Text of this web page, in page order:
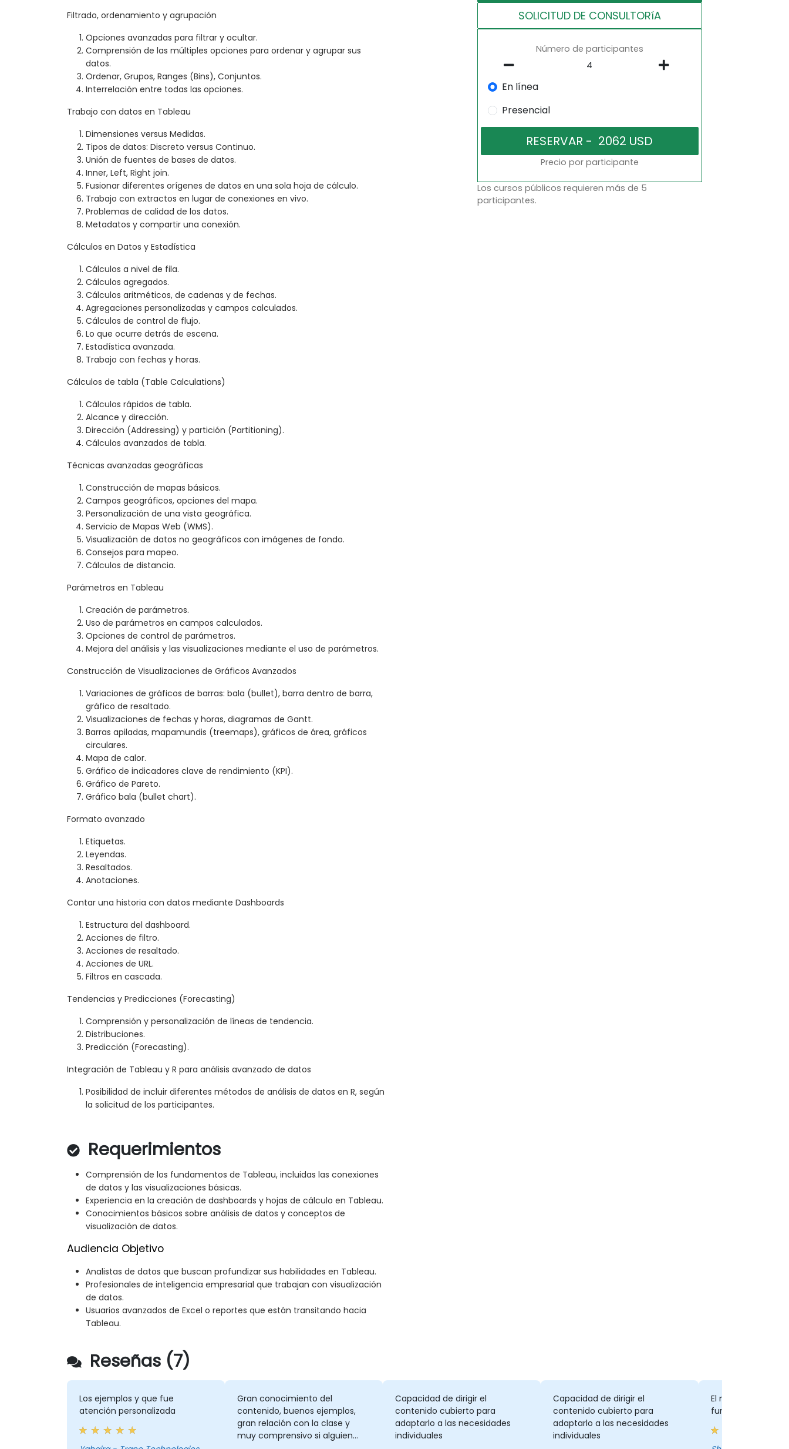
Filtrado, ordenamiento y agrupación
Opciones avanzadas para filtrar y ocultar.
Comprensión de las múltiples opciones para ordenar y agrupar sus
datos.
Ordenar, Grupos, Ranges (Bins), Conjuntos.
Interrelación entre todas las opciones.
Trabajo con datos en Tableau
Dimensiones versus Medidas.
Tipos de datos: Discreto versus Continuo.
Unión de fuentes de bases de datos.
Inner, Left, Right join.
Fusionar diferentes orígenes de datos en una sola hoja de cálculo.
Trabajo con extractos en lugar de conexiones en vivo.
Problemas de calidad de los datos.
Metadatos y compartir una conexión.
Cálculos en Datos y Estadística
Cálculos a nivel de fila.
Cálculos agregados.
Cálculos aritméticos, de cadenas y de fechas.
Agregaciones personalizadas y campos calculados.
Cálculos de control de flujo.
Lo que ocurre detrás de escena.
Estadística avanzada.
Trabajo con fechas y horas.
Cálculos de tabla (Table Calculations)
Cálculos rápidos de tabla.
Alcance y dirección.
Dirección (Addressing) y partición (Partitioning).
Cálculos avanzados de tabla.
Técnicas avanzadas geográficas
Construcción de mapas básicos.
Campos geográficos, opciones del mapa.
Personalización de una vista geográfica.
Servicio de Mapas Web (WMS).
Visualización de datos no geográficos con imágenes de fondo.
Consejos para mapeo.
Cálculos de distancia.
Parámetros en Tableau
Creación de parámetros.
Uso de parámetros en campos calculados.
Opciones de control de parámetros.
Mejora del análisis y las visualizaciones mediante el uso de parámetros.
Construcción de Visualizaciones de Gráficos Avanzados
Variaciones de gráficos de barras: bala (bullet), barra dentro de barra,
gráfico de resaltado.
Visualizaciones de fechas y horas, diagramas de Gantt.
Barras apiladas, mapamundis (treemaps), gráficos de área, gráficos
circulares.
Mapa de calor.
Gráfico de indicadores clave de rendimiento (KPI).
Gráfico de Pareto.
Gráfico bala (bullet chart).
Formato avanzado
Etiquetas.
Leyendas.
Resaltados.
Anotaciones.
Contar una historia con datos mediante Dashboards
Estructura del dashboard.
Acciones de filtro.
Acciones de resaltado.
Acciones de URL.
Filtros en cascada.
Tendencias y Predicciones (Forecasting)
Comprensión y personalización de líneas de tendencia.
Distribuciones.
Predicción (Forecasting).
Integración de Tableau y R para análisis avanzado de datos
Posibilidad de incluir diferentes métodos de análisis de datos en R, según
la solicitud de los participantes.
Requerimientos
Comprensión de los fundamentos de Tableau, incluidas las conexiones
de datos y las visualizaciones básicas.
Experiencia en la creación de dashboards y hojas de cálculo en Tableau.
Conocimientos básicos sobre análisis de datos y conceptos de
visualización de datos.
Audiencia Objetivo
Analistas de datos que buscan profundizar sus habilidades en Tableau.
Profesionales de inteligencia empresarial que trabajan con visualización
de datos.
Usuarios avanzados de Excel o reportes que están transitando hacia
Tableau.
SOLICITUD DE CONSULTORíA
Número de participantes
En línea
Presencial
Precio por participante
Los cursos públicos requieren más de 5
participantes.
Reseñas (7)
Los ejemplos y que fue
atención personalizada
Gran conocimiento del
contenido, buenos ejemplos,
gran relación con la clase y
muy comprensivo si alguien
Capacidad de dirigir el
contenido cubierto para
adaptarlo a las necesidades
individuales
Capacidad de dirigir el
contenido cubierto para
adaptarlo a las necesidades
individuales
El número de
funcionales.